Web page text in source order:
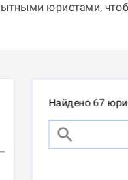
юристами,
Найдено 67